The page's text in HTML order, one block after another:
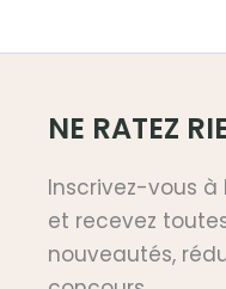
NE RATEZ
Inscrivez-vous
et recevez
nouveautés,